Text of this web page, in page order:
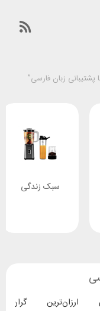
زبان فارسی”
سبک زندگی
ارزان‌ترین